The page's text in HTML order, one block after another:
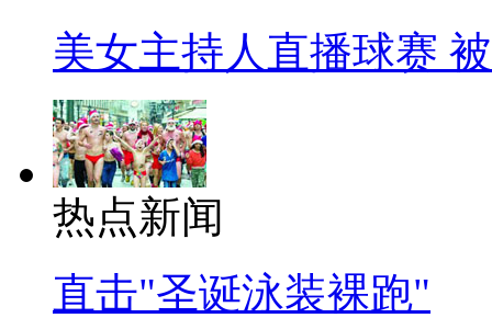
美女主持人直播球赛
热点新闻
直击"圣诞泳装裸跑"